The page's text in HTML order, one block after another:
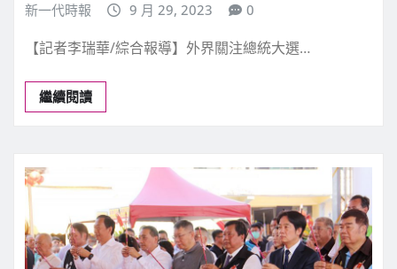
新一代時報 9 月 29, 2023 0
【記者李瑞華/綜合報導】外界關注總統大選…
繼續閱讀